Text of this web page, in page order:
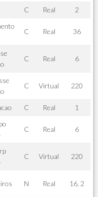
C Real
2
C Real 36
C Real 6
C Virtual 220
C Real
1
C Real 6
C Virtual 220
N Real 16, 2